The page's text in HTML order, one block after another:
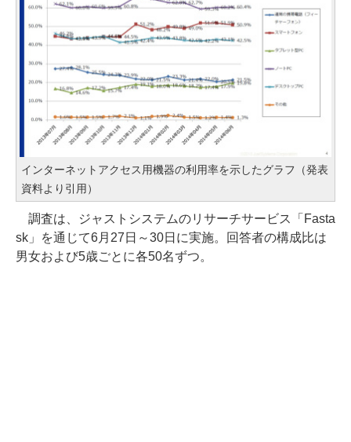
インターネットアクセス用機器の利用率を示したグラフ（発表
資料より引用）
調査は、ジャストシステムのリサーチサービス「Fasta
sk」を通じて6月27日～30日に実施。回答者の構成比は
男女および5歳ごとに各50名ずつ。